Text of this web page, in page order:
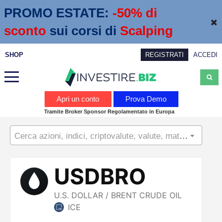
PROMO ESTATE: -50% di
sconto sui corsi di Scalping
SHOP REGISTRATI ACCEDI
Calendario economico
Servizi
Trading
Apri un conto Prova Demo
Tramite Broker Sponsor Regolamentato in Europa
Cerca azioni, indici, criptovalute, valute, materie prime...